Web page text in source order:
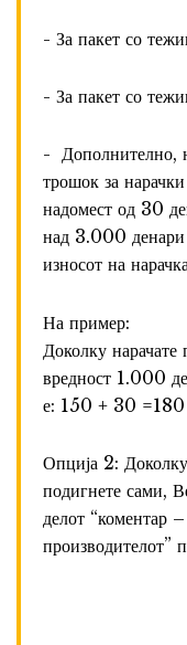
- За пакет со
- За пакет со
- Дополнително,
трошок за
надомест од 30
над 3.000 денари
износот на
На пример:
Доколку
вредност 1.000
е: 150 + 30 =180
Опција 2:
подигнете сами,
делот “коментар
производителот”